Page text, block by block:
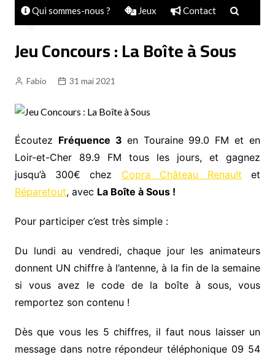
Les radios
Fréquence 3, l’originale !
Fréquence 3 LA Radio
Fréquence 3 Dance
Les Podcasts
J’avoue
Les chroniques locales
Ecouter en FLAC
Toute l’équipe
Les DJ CLUB MIX
Qui sommes-nous ? Jeux Contact
Jeu Concours : La Boîte à Sous
Jeu Concours : La Boîte à Sous
Fabio 31 mai 2021
Écoutez Fréquence 3 en Touraine 99.0 FM et en
Loir-et-Cher 89.9 FM tous les jours, et gagnez
jusqu’à 300€ chez Copra Château Renault et
Réparetout, avec La Boîte à Sous !
Pour participer c’est très simple :
Du lundi au vendredi, chaque jour les animateurs
donnent UN chiffre à l’antenne, à la fin de la semaine
si vous avez le code de la boîte à sous, vous
remportez son contenu !
Dès que vous les 5 chiffres, il faut nous laisser un
message dans notre répondeur téléphonique 09 54